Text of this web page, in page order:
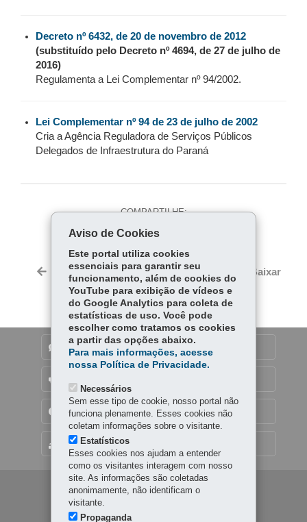
Decreto nº 6432, de 20 de novembro de 2012
(substituído pelo Decreto nº 4694, de 27 de julho de
2016)
Regulamenta a Lei Complementar nº 94/2002.
Lei Complementar nº 94 de 23 de julho de 2002
Cria a Agência Reguladora de Serviços Públicos
Delegados de Infraestrutura do Paraná
COMPARTILHE:
Fa
ce
bo
ok
Tw
itt
er
Ap
p
Voltar Início Imprimir Baixar
MAPA DO SITE
DENUNCIE CORRUPÇÃO
TRANSPARÊNCIA INSTITUCIONAL
Navegação
Aviso de Cookies
Este portal utiliza cookies
essenciais para garantir seu
funcionamento, além de cookies do
YouTube para exibição de vídeos e
do Google Analytics para coleta de
estatísticas de uso. Você pode
escolher como tratamos os cookies
a partir das opções abaixo.
Para mais informações, acesse
nossa Política de Privacidade.
Necessários
Sem esse tipo de cookie, nosso portal não
funciona plenamente. Esses cookies não
coletam informações sobre o visitante.
Estatísticos
Esses cookies nos ajudam a entender
como os visitantes interagem com nosso
site. As informações são coletadas
anonimamente, não identificam o
visitante.
Propaganda